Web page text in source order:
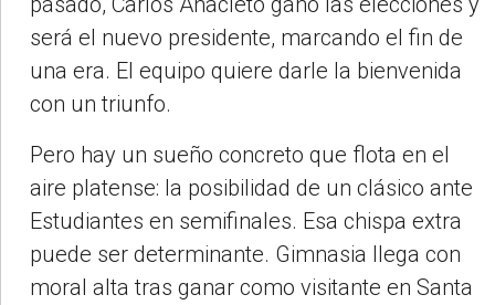
será el nuevo presidente, marcando el fin de
una era. El equipo quiere darle la bienvenida
con un triunfo.
Pero hay un sueño concreto que flota en el
aire platense: la posibilidad de un clásico ante
Estudiantes en semifinales. Esa chispa extra
puede ser determinante. Gimnasia llega con
moral alta tras ganar como visitante en Santa